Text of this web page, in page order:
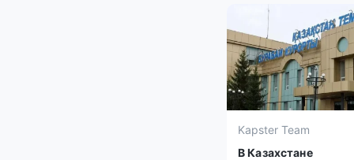
начнут
досуговых и 50
оздоровительных
центров.
Kapster Team
В Казахстане